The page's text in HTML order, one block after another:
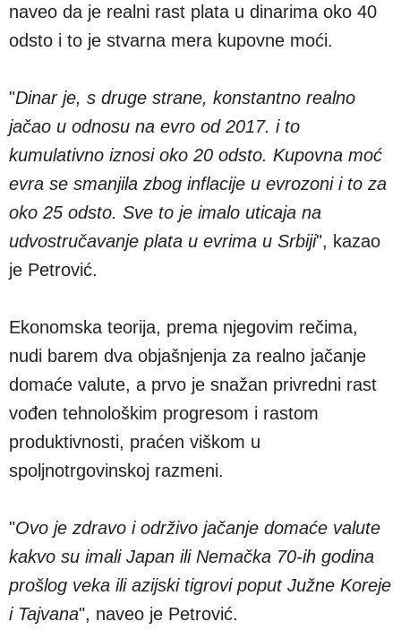
naveo da je realni rast plata u dinarima oko 40
odsto i to je stvarna mera kupovne moći.
"Dinar je, s druge strane, konstantno realno
jačao u odnosu na evro od 2017. i to
kumulativno iznosi oko 20 odsto. Kupovna moć
evra se smanjila zbog inflacije u evrozoni i to za
oko 25 odsto. Sve to je imalo uticaja na
udvostručavanje plata u evrima u Srbiji", kazao
je Petrović.
Ekonomska teorija, prema njegovim rečima,
nudi barem dva objašnjenja za realno jačanje
domaće valute, a prvo je snažan privredni rast
vođen tehnološkim progresom i rastom
produktivnosti, praćen viškom u
spoljnotrgovinskoj razmeni.
"Ovo je zdravo i održivo jačanje domaće valute
kakvo su imali Japan ili Nemačka 70-ih godina
prošlog veka ili azijski tigrovi poput Južne Koreje
i Tajvana", naveo je Petrović.